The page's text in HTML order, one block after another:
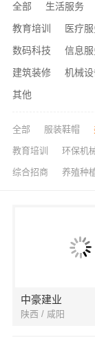
全部 生活服务
教育培训
医疗
数码科技
信息
建筑装修
机械
其他
全部 服装鞋帽
教育培训 环保机
综合招商 养殖种
中豪建业
陕西 / 咸阳